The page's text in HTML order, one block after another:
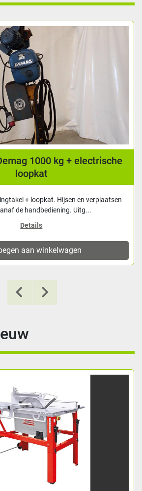
1000 kg + electrische
loopkat
+ loopkat. Hijsen en verplaatsen
de handbediening. Uitg...
Details
aan winkelwagen